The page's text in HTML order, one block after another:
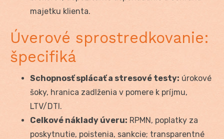
majetku klienta.
Úverové sprostredkovanie:
špecifiká
Schopnosť splácať a stresové testy: úrokové
šoky, hranica zadlženia v pomere k príjmu,
LTV/DTI.
Celkové náklady úveru: RPMN, poplatky za
poskytnutie, poistenia, sankcie; transparentné